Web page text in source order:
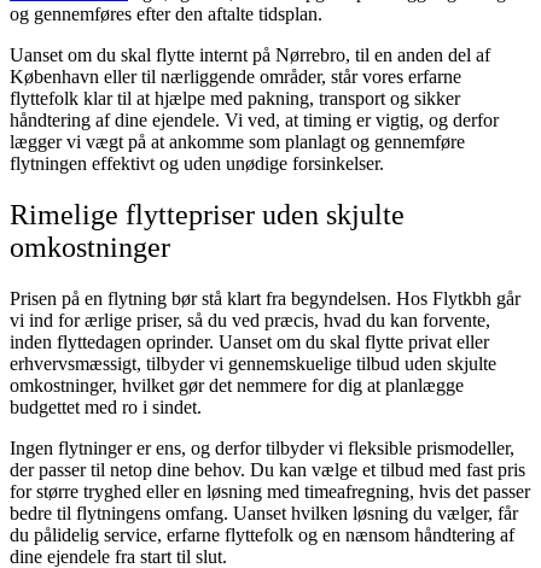
og gennemføres efter den aftalte tidsplan.
Uanset om du skal flytte internt på Nørrebro, til en anden del af
København eller til nærliggende områder, står vores erfarne
flyttefolk klar til at hjælpe med pakning, transport og sikker
håndtering af dine ejendele. Vi ved, at timing er vigtig, og derfor
lægger vi vægt på at ankomme som planlagt og gennemføre
flytningen effektivt og uden unødige forsinkelser.
Rimelige flyttepriser uden skjulte
omkostninger
Prisen på en flytning bør stå klart fra begyndelsen. Hos Flytkbh går
vi ind for ærlige priser, så du ved præcis, hvad du kan forvente,
inden flyttedagen oprinder. Uanset om du skal flytte privat eller
erhvervsmæssigt, tilbyder vi gennemskuelige tilbud uden skjulte
omkostninger, hvilket gør det nemmere for dig at planlægge
budgettet med ro i sindet.
Ingen flytninger er ens, og derfor tilbyder vi fleksible prismodeller,
der passer til netop dine behov. Du kan vælge et tilbud med fast pris
for større tryghed eller en løsning med timeafregning, hvis det passer
bedre til flytningens omfang. Uanset hvilken løsning du vælger, får
du pålidelig service, erfarne flyttefolk og en nænsom håndtering af
dine ejendele fra start til slut.